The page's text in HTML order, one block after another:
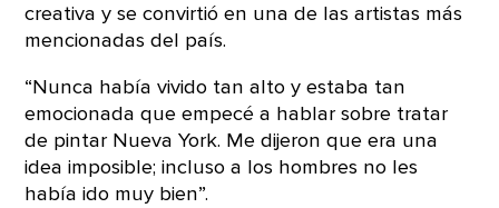
creativa y se convirtió en una de las artistas más
mencionadas del país.
“Nunca había vivido tan alto y estaba tan
emocionada que empecé a hablar sobre tratar
de pintar Nueva York. Me dijeron que era una
idea imposible; incluso a los hombres no les
había ido muy bien”.